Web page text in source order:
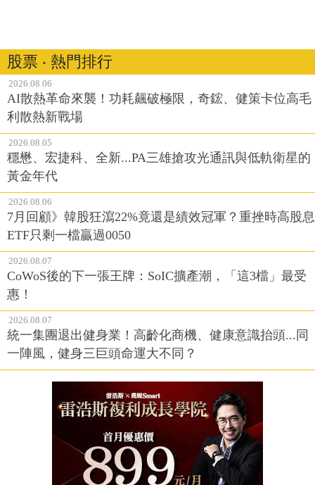
股票 ‧ 熱門排行
2026.08.06
AI散熱革命來襲！功耗飆破極限，奇鋐、健策卡位高毛
利散熱新戰場
2026.08.05
穩懋、宏捷科、全新...PA三雄搶攻光通訊與低軌衛星的
黃金年代
2026.08.06
7月回顧》韓股狂瀉22%竟還是績效冠軍？重挫時高股息
ETF只剩一檔贏過0050
2026.08.07
CoWoS後的下一張王牌：SoIC擴產潮，「這3檔」最受
惠！
2026.08.07
統一集團退出健身業！高齡化商機、健康意識抬頭...同
一陣風，健身三巨頭命運大不同？